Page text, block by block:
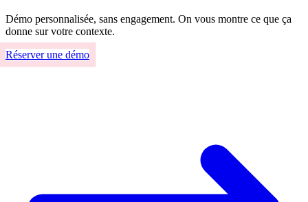
Démo personnalisée, sans engagement. On vous montre ce que ça
donne sur votre contexte.
Réserver une démo